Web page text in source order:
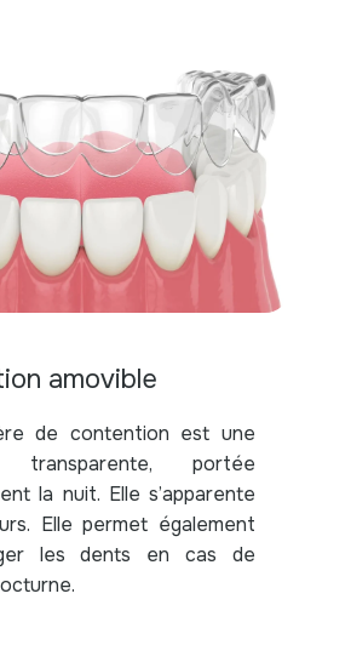
amovible
de contention est une
transparente, portée
la nuit. Elle s’apparente
Elle permet également
les dents en cas de